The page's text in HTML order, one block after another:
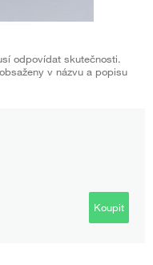
odpovídat skutečnosti.
v názvu a popisu
Koupit